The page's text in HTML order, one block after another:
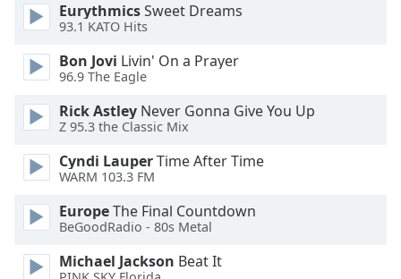
and
close
window.
Text
Color
Opacity
Text
Background
Color
EurythmicsSweet Dreams
93.1 KATO Hits
Bon Jovi Livin' On a Prayer
96.9 The Eagle
Rick Astley Never Gonna Give You Up
Z 95.3 the Classic Mix
Cyndi LauperTime After Time
WARM 103.3 FM
EuropeThe Final Countdown
BeGoodRadio - 80s Metal
Michael Jackson Beat It